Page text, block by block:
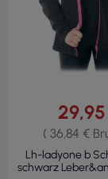
( 36,84 €
Lh-ladyone b
schwarz